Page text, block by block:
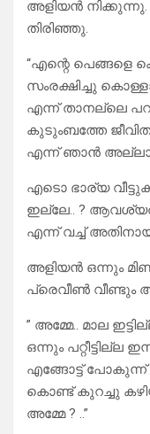
അളിയൻ
തിരിഞ്ഞു.
“എന്റെ പെങ്ങളെ
സംരക്ഷിച്ചു
എന്ന് താനല്ലെ
കുടുംബത്തേ
എന്ന് ഞാൻ
എടൊ ഭാര്യ
ഇല്ലേ.. ?
എന്ന് വച്ച്
അളിയൻ ഒന്നും
പ്രെവീൺ വീണ്ടും
” അമ്മേ.. മാല
ഒന്നും
എങ്ങോട്ട് പോകുന്ന്
കൊണ്ട് കുറച്ചു
അമ്മേ ? ..”